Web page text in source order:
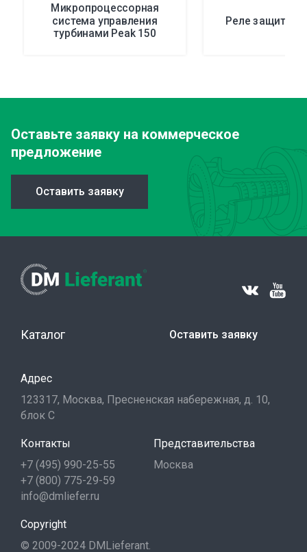
Микропроцессорная
система управления
турбинами Peak 150
Реле защиты
Оставьте заявку на коммерческое
предложение
Оставить заявку
Каталог Оставить заявку
Адрес
123317, Москва, Пресненская набережная, д. 10,
блок С
Контакты
+7 (495) 990-25-55
+7 (800) 775-29-59
info@dmliefer.ru
Представительства
Москва
Copyright
© 2009-2024 DMLieferant.